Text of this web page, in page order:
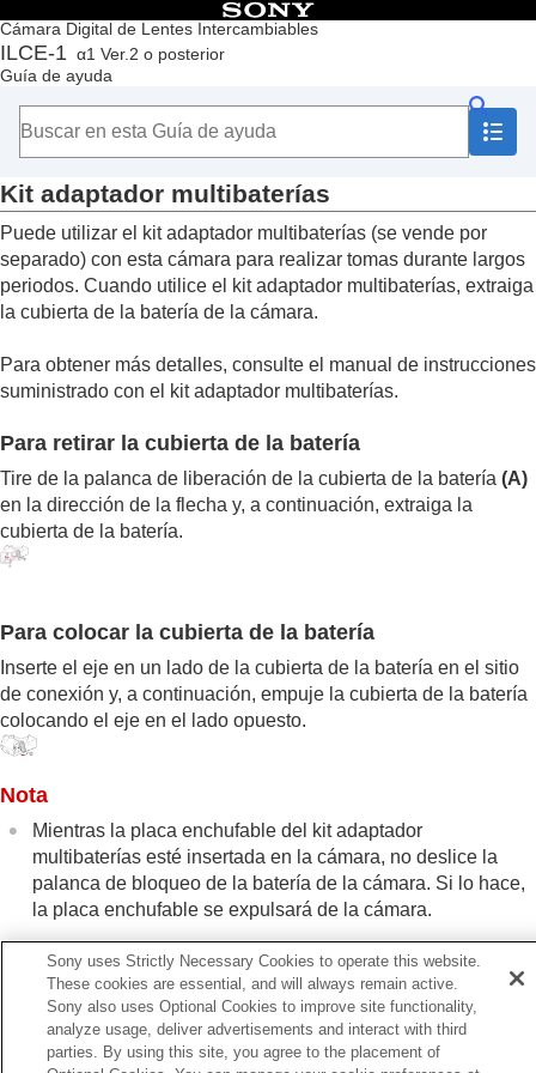
Cámara Digital de Lentes Intercambiables
ILCE-1 α1 Ver.2 o posterior
Guía de ayuda
Contenido
Principio
Cómo utilizar la “Guía de ayuda”
Comprobación de la cámara y los elementos suministrados
Operaciones básicas
Preparación de la cámara/Operaciones básicas de toma
Búsqueda de funciones desde MENU
Utilización de las funciones de toma de imágenes
Personalización de la cámara
Visionado
Funciones disponibles con un smartphone
Utilización de un ordenador
Apéndice
Accesorios de audio compatibles con la zapata
de interfaz múltiple
Mango vertical
Adaptador de montura de objetivo
Número de imágenes grabables
Tiempos de película grabables
Lista de iconos en el monitor
Lista de valores de ajustes predeterminados
Si tiene problemas
Kit adaptador multibaterías
Puede utilizar el kit adaptador multibaterías (se vende por
separado) con esta cámara para realizar tomas durante largos
periodos. Cuando utilice el kit adaptador multibaterías, extraiga
la cubierta de la batería de la cámara.
Para obtener más detalles, consulte el manual de instrucciones
suministrado con el kit adaptador multibaterías.
Para retirar la cubierta de la batería
Tire de la palanca de liberación de la cubierta de la batería (A)
en la dirección de la flecha y, a continuación, extraiga la
cubierta de la batería.
Para colocar la cubierta de la batería
Inserte el eje en un lado de la cubierta de la batería en el sitio
de conexión y, a continuación, empuje la cubierta de la batería
colocando el eje en el lado opuesto.
Nota
Mientras la placa enchufable del kit adaptador
multibaterías esté insertada en la cámara, no deslice la
palanca de bloqueo de la batería de la cámara. Si lo hace,
la placa enchufable se expulsará de la cámara.
de montura de objetivo LA-EA4
Sony uses Strictly Necessary Cookies to operate this website.
These cookies are essential, and will always remain active.
Sony also uses Optional Cookies to improve site functionality,
analyze usage, deliver advertisements and interact with third
parties. By using this site, you agree to the placement of